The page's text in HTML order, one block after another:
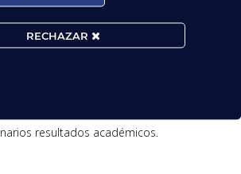
constantes.
resultados académicos.
RECHAZAR